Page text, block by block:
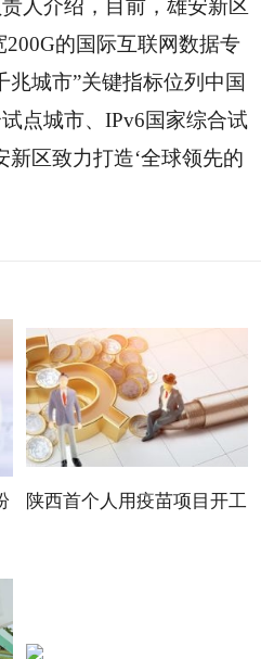
人介绍，目前，雄安新区
的国际互联网数据专
兆城市”关键指标位列中国
点城市、IPv6国家综合试
新区致力打造‘全球领先的
陕西首个人用疫苗项目开工